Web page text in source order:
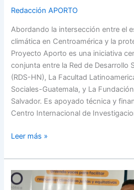
Redacción APORTO
Abordando la intersección entre el
climática en Centroamérica y la
Proyecto Aporto es una iniciativa
conjunta entre la Red de Desarrollo
(RDS-HN), La Facultad
Sociales-Guatemala, y La
Salvador. Es apoyado técnica y
Centro Internacional de
Leer más »
Detener
la